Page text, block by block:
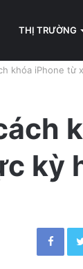
HOMETHỊ TRƯỜNG
khóa iPhone từ
kỳ
Facebook